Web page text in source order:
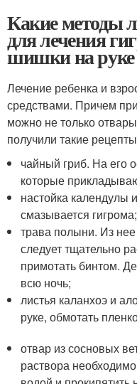
Какие методы
для лечения
шишки на руке
Лечение ребенка и
средствами. Причем
можно не только
получили такие
чайный гриб. На его
которые
настойка календулы
смазывается гигрома;
трава полыни. Из
следует тщательно
примотать бинтом.
всю ночь;
листья каланхоэ и
руке, обмотать
отвар из сосновых
раствора